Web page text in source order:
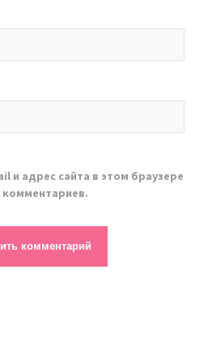
и адрес сайта в этом браузере